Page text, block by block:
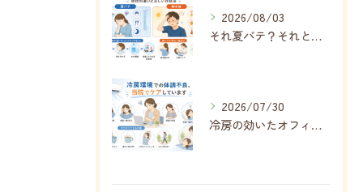
2026/08/03
それ夏バテ？それとも熱中症？症状の違いと正しい対処法
2026/07/30
冷房の効いたオフィス・自宅で増える不調、その正体は「冷房病」